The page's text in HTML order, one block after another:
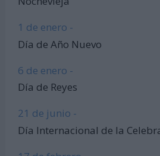
1 de enero -
Día de Año Nuevo
6 de enero -
Día de Reyes
21 de junio -
Día Internacional de la